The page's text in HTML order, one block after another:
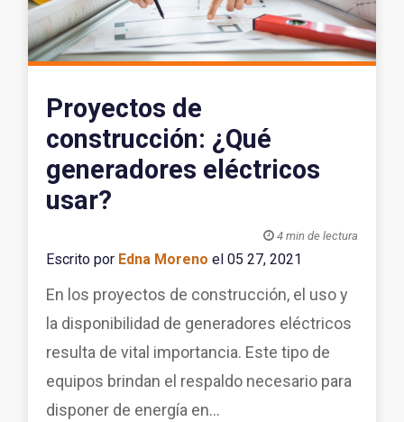
Proyectos de
construcción: ¿Qué
generadores eléctricos
usar?
 4 min de lectura
Escrito por Edna Moreno el 05 27, 2021
En los proyectos de construcción, el uso y
la disponibilidad de generadores eléctricos
resulta de vital importancia. Este tipo de
equipos brindan el respaldo necesario para
disponer de energía en...